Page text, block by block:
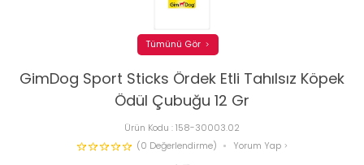
GimDog Sport Sticks Ördek Etli Tahılsız Köpek
Ödül Çubuğu 12 Gr
Ürün Kodu :158-30003.02
(0 Değerlendirme)
Yorum Yap
Tümünü Gör